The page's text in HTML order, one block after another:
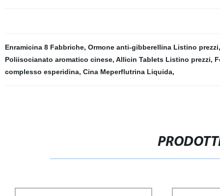
Enramicina 8 Fabbriche, Ormone anti-gibberellina Listino prezzi
Poliisocianato aromatico cinese, Allicin Tablets Listino prezzi,
complesso esperidina, Cina Meperflutrina Liquida,